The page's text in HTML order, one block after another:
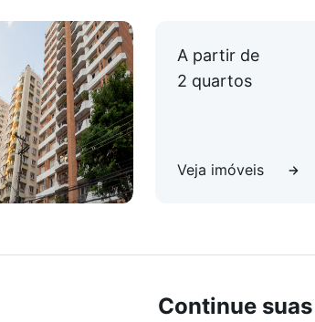
A partir de
2 quartos
Veja imóveis
Continue